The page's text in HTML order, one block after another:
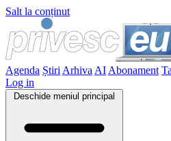
Salt la conținut
Agenda Știri Arhiva AI Abonament
Log in
Deschide meniul principal